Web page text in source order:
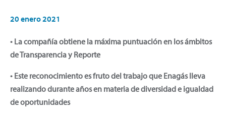
20 enero 2021
• La compañía obtiene la máxima puntuación en los ámbitos
de Transparencia y Reporte
• Este reconocimiento es fruto del trabajo que Enagás lleva
realizando durante años en materia de diversidad e igualdad
de oportunidades